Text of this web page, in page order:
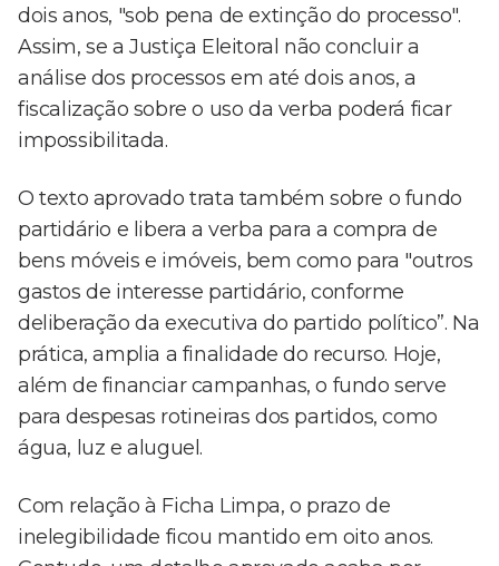
dois anos, "sob pena de extinção do processo".
Assim, se a Justiça Eleitoral não concluir a
análise dos processos em até dois anos, a
fiscalização sobre o uso da verba poderá ficar
impossibilitada.
O texto aprovado trata também sobre o fundo
partidário e libera a verba para a compra de
bens móveis e imóveis, bem como para "outros
gastos de interesse partidário, conforme
deliberação da executiva do partido político”. Na
prática, amplia a finalidade do recurso. Hoje,
além de financiar campanhas, o fundo serve
para despesas rotineiras dos partidos, como
água, luz e aluguel.
Com relação à Ficha Limpa, o prazo de
inelegibilidade ficou mantido em oito anos.